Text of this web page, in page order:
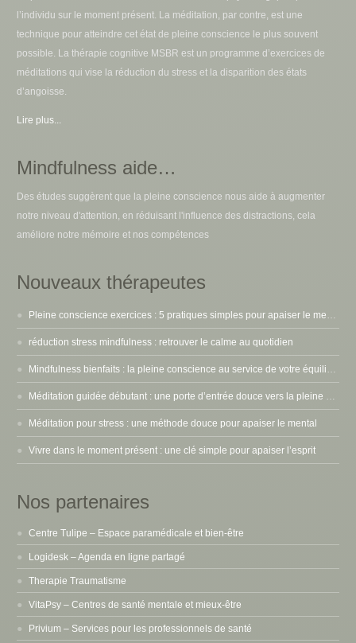
l’individu sur le moment présent. La méditation, par contre, est une
technique pour atteindre cet état de pleine conscience le plus souvent
possible. La thérapie cognitive MSBR est un programme d’exercices de
méditations qui vise la réduction du stress et la disparition des états
d’angoisse.
Lire plus...
Mindfulness aide…
Des études suggèrent que la pleine conscience nous aide à augmenter
notre niveau d'attention, en réduisant l'influence des distractions, cela
améliore notre mémoire et nos compétences
Nouveaux thérapeutes
Pleine conscience exercices : 5 pratiques simples pour apaiser le mental
réduction stress mindfulness : retrouver le calme au quotidien
Mindfulness bienfaits : la pleine conscience au service de votre équilibre intérieur
Méditation guidée débutant : une porte d’entrée douce vers la pleine conscience
Méditation pour stress : une méthode douce pour apaiser le mental
Vivre dans le moment présent : une clé simple pour apaiser l’esprit
Nos partenaires
Centre Tulipe – Espace paramédicale et bien-être
Logidesk – Agenda en ligne partagé
Therapie Traumatisme
VitaPsy – Centres de santé mentale et mieux-être
Privium – Services pour les professionnels de santé